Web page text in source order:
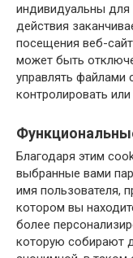
индивидуальны для
действия
посещения веб-
может быть
управлять файлами
контролировать
Благодаря этим
выбранные вами
имя пользователя,
котором вы
более
которую собирают